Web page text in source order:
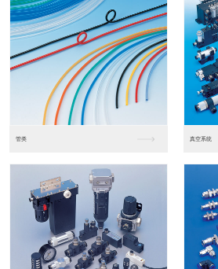
进口松下PLC2 进口松下PLC